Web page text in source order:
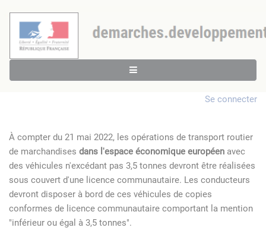
Se connecter
À compter du 21 mai 2022, les opérations de transport routier
de marchandises dans l'espace économique européen avec
des véhicules n'excédant pas 3,5 tonnes devront être réalisées
sous couvert d'une licence communautaire. Les conducteurs
devront disposer à bord de ces véhicules de copies
conformes de licence communautaire comportant la mention
"inférieur ou égal à 3,5 tonnes".